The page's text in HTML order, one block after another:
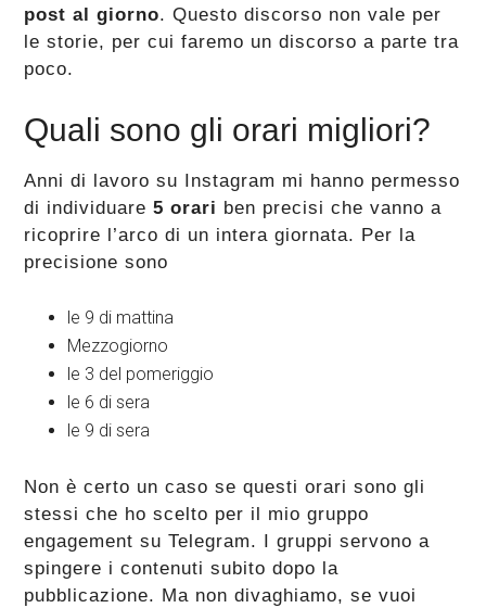
post al giorno. Questo discorso non vale per
le storie, per cui faremo un discorso a parte tra
poco.
Quali sono gli orari migliori?
Anni di lavoro su Instagram mi hanno permesso
di individuare5 orari ben precisi che vanno a
ricoprire l’arco di un intera giornata. Per la
precisione sono
le 9 di mattina
Mezzogiorno
le 3 del pomeriggio
le 6 di sera
le 9 di sera
Non è certo un caso se questi orari sono gli
stessi che ho scelto per il mio gruppo
engagement su Telegram. I gruppi servono a
spingere i contenuti subito dopo la
pubblicazione. Ma non divaghiamo, se vuoi